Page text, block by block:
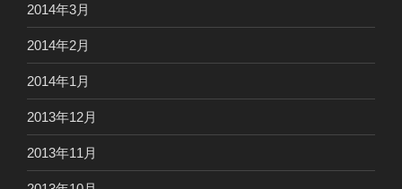
2014年3月
2014年2月
2014年1月
2013年12月
2013年11月